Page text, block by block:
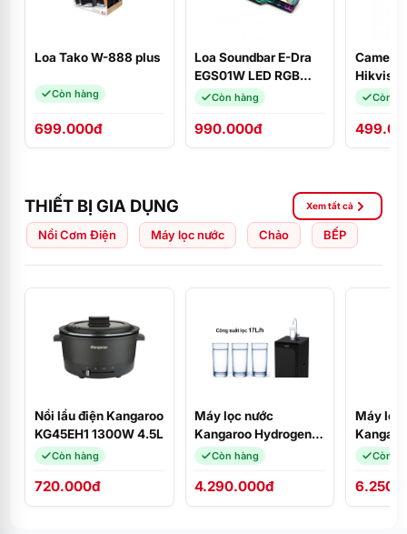
Loa Tako W-888 plus
Còn hàng
699.000đ
Loa Soundbar E-Dra
EGS01W LED RGB
(USB Bluetooth, PC,
Còn hàng
990.000đ
Camera
(3.6mm
Còn
THIẾT BỊ GIA DỤNG Xem tất cả
Nồi Cơm Điện Máy lọc nước Chảo BẾP
Nồi lẩu điện Kangaroo
KG45EH1 1300W 4.5L
Còn hàng
720.000đ
Máy lọc nước
Kangaroo Hydrogen
KG100CP
Còn hàng
4.290.000đ
Máy lọc
Infinity
Còn